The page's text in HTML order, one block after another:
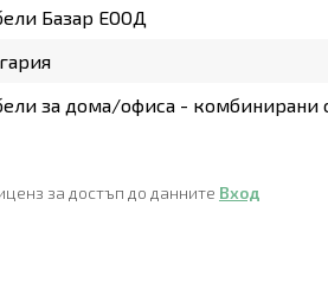
Базар ЕООД
за дома/офиса - комбинирани
за достъп до данните Вход